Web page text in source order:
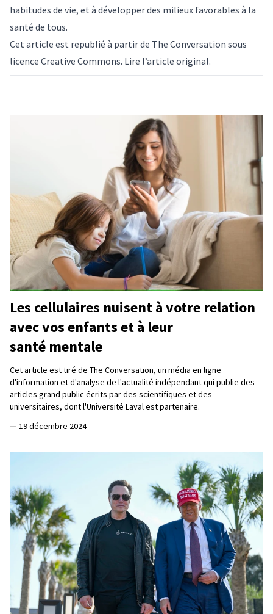
habitudes de vie, et à développer des milieux favorables à la
santé de tous.
Cet article est republié à partir de The Conversation sous
licence Creative Commons. Lire l’article original.
Les cellulaires nuisent à votre relation
avec vos enfants et à leur
santé mentale
Cet article est tiré de The Conversation, un média en ligne
d'information et d'analyse de l'actualité indépendant qui publie des
articles grand public écrits par des scientifiques et des
universitaires, dont l'Université Laval est partenaire.
— 19 décembre 2024